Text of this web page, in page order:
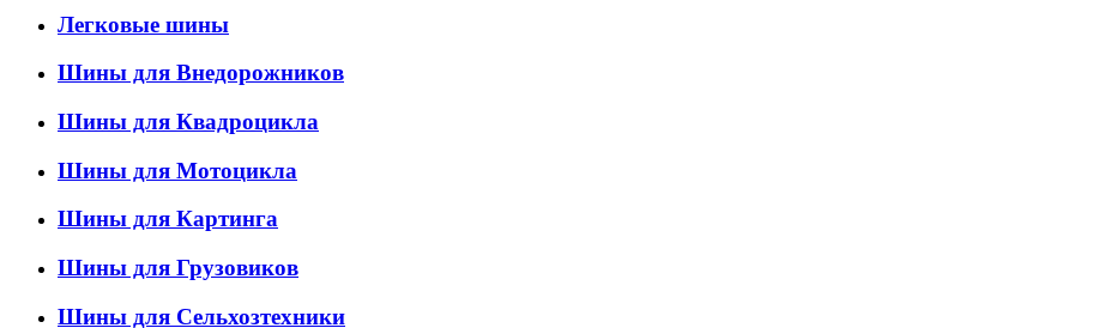
Легковые шины
Шины для Внедорожников
Шины для Квадроцикла
Шины для Мотоцикла
Шины для Картинга
Шины для Грузовиков
Шины для Сельхозтехники